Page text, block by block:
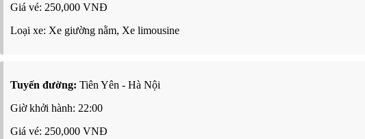
Giá vé: 250,000 VNĐ
Loại xe: Xe giường nằm, Xe limousine
Tuyến đường: Tiên Yên - Hà Nội
Giờ khởi hành: 22:00
Giá vé: 250,000 VNĐ